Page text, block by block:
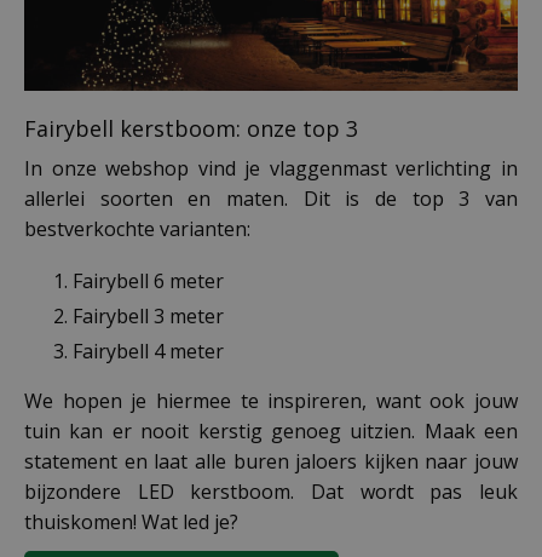
Fairybell kerstboom: onze top 3
In onze webshop vind je vlaggenmast verlichting in
allerlei soorten en maten. Dit is de top 3 van
bestverkochte varianten:
Fairybell 6 meter
Fairybell 3 meter
Fairybell 4 meter
We hopen je hiermee te inspireren, want ook jouw
tuin kan er nooit kerstig genoeg uitzien. Maak een
statement en laat alle buren jaloers kijken naar jouw
bijzondere LED kerstboom. Dat wordt pas leuk
thuiskomen! Wat led je?